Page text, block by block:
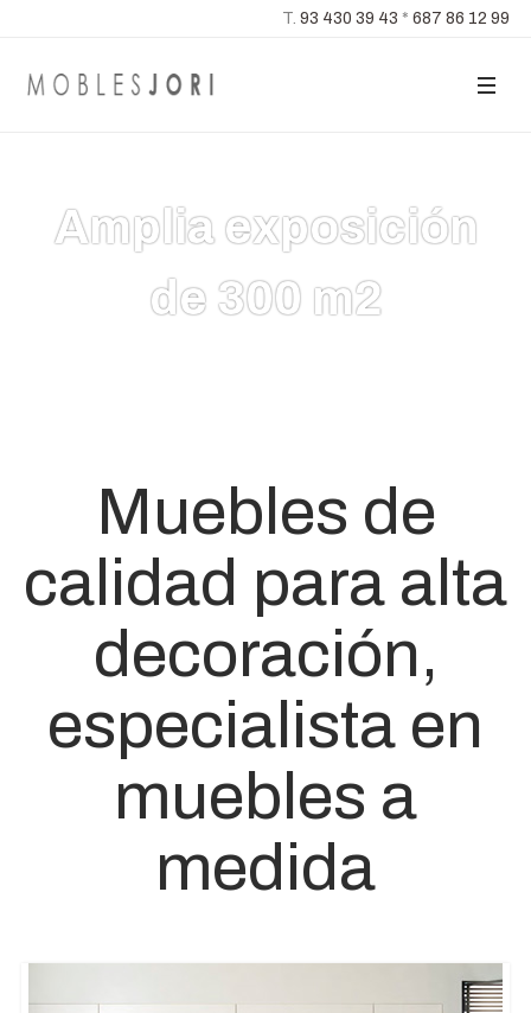
T. 93 430 39 43 * 687 86 12 99
Amplia exposición
de 300 m2
Muebles a medida a
precios standard
Muebles de
calidad para alta
decoración,
especialista en
muebles a
medida